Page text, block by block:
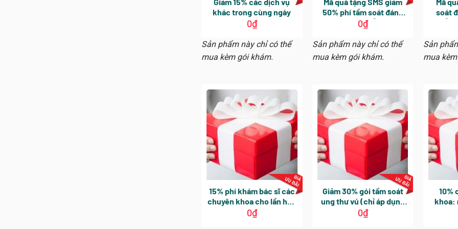
khác trong cùng ngày
0₫
Sản phẩm này chỉ có thể
mua kèm gói khám.
50% phí tầm soát đánh
giá sự phát triển tâm lý
ở trẻ với chuyên viên Tâm
Lý Nhi – Áp dụng tại CN
Phú Nhuận và đặt hẹn từ
0₫
Sản phẩm này chỉ có thể
mua kèm gói khám.
soát
triển
chuyên
Áp
Nhuận
Sản
mua
15% phí khám bác sĩ các
chuyên khoa cho lần hẹn
sau
0₫
Giảm 30% gói tầm soát
ung thư vú (chỉ áp dụng
cho khách hàng nữ thực
0₫
10%
khoa: